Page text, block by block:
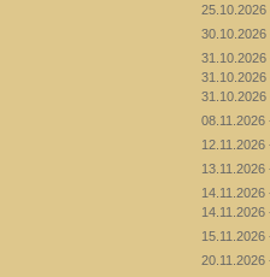
25.10.2026
08.11.2026
14.11.2026
20.11.2026